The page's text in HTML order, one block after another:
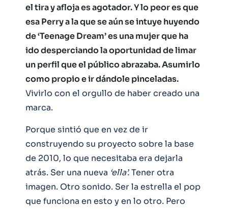
el tira y afloja es agotador. Y lo peor es que
esa Perry a la que se aún se intuye huyendo
de ‘Teenage Dream’ es una mujer que ha
ido desperciando la oportunidad de limar
un perfil que el público abrazaba. Asumirlo
como propio e ir dándole pinceladas.
Vivirlo con el orgullo de haber creado una
marca.
Porque sintió que en vez de ir
construyendo su proyecto sobre la base
de 2010, lo que necesitaba era dejarla
atrás. Ser una nueva ‘ella’.Tener otra
imagen. Otro sonido. Ser la estrella el pop
que funciona en esto y en lo otro. Pero